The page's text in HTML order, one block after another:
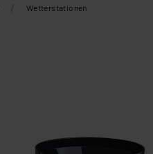
/ Wetterstationen